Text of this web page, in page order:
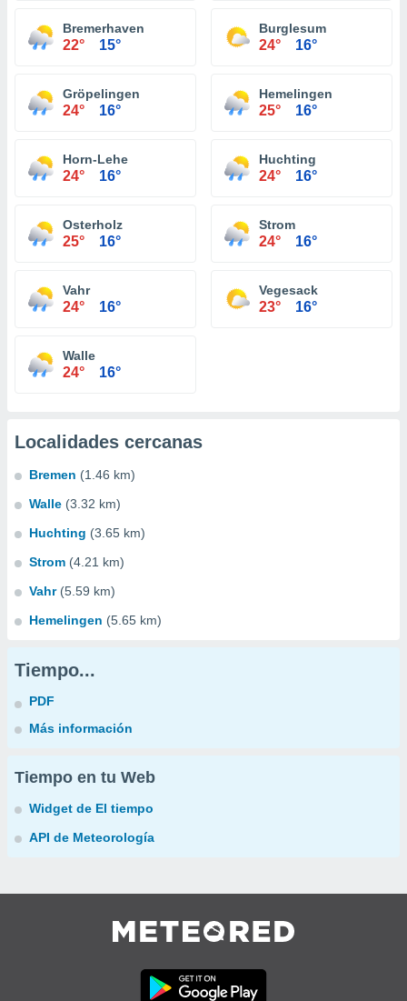
Bremerhaven
22° 15°
Burglesum
24° 16°
Gröpelingen
24° 16°
Hemelingen
25° 16°
Horn-Lehe
24° 16°
Huchting
24° 16°
Osterholz
25° 16°
Strom
24° 16°
Vahr
24° 16°
Vegesack
23° 16°
Walle
24° 16°
Localidades cercanas
Bremen (1.46 km)
Walle (3.32 km)
Huchting (3.65 km)
Strom (4.21 km)
Vahr (5.59 km)
Hemelingen (5.65 km)
Tiempo...
PDF
Más información
Tiempo en tu Web
Widget de El tiempo
API de Meteorología